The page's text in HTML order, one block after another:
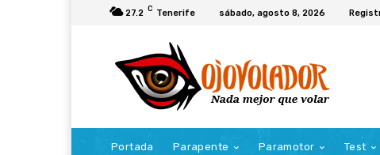
27.2 C Tenerife sábado, agosto 8, 2026
Portada Parapente Paramotor Test